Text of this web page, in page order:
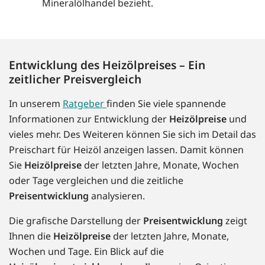
Mineralölhandel bezieht.
Entwicklung des Heizölpreises – Ein
zeitlicher Preisvergleich
In unserem Ratgeberfinden Sie viele spannende
Informationen zur Entwicklung der Heizölpreise und
vieles mehr. Des Weiteren können Sie sich im Detail das
Preischart für Heizöl anzeigen lassen. Damit können
Sie Heizölpreise der letzten Jahre, Monate, Wochen
oder Tage vergleichen und die zeitliche
Preisentwicklung analysieren.
Die grafische Darstellung der Preisentwicklung zeigt
Ihnen die Heizölpreise der letzten Jahre, Monate,
Wochen und Tage. Ein Blick auf die